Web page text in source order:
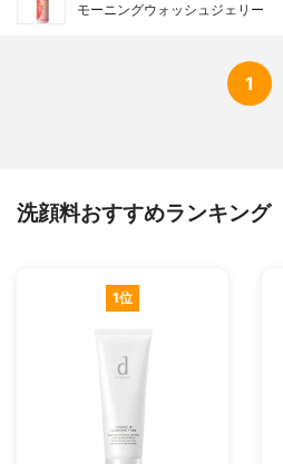
モーニングウォッシュジェリー
1
洗顔料おすすめランキング
1位